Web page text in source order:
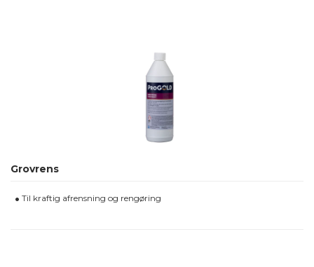
Grovrens
Til kraftig afrensning og rengøring